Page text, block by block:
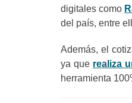
digitales como
del país, entre
Además, el
ya que realiza
herramienta